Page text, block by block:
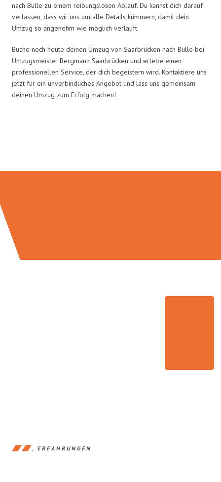
nach Bulle zu einem reibungslosen Ablauf. Du kannst dich darauf
verlassen, dass wir uns um alle Details kümmern, damit dein
Umzug so angenehm wie möglich verläuft.
Buche noch heute deinen Umzug von Saarbrücken nach Bulle bei
Umzugsmeister Bergmann Saarbrücken und erlebe einen
professionellen Service, der dich begeistern wird. Kontaktiere uns
jetzt für ein unverbindliches Angebot und lass uns gemeinsam
deinen Umzug zum Erfolg machen!
ERFAHRUNGEN